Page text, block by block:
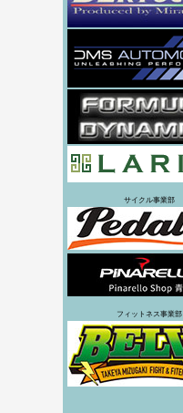
サイクル事業部
フィットネス事業部